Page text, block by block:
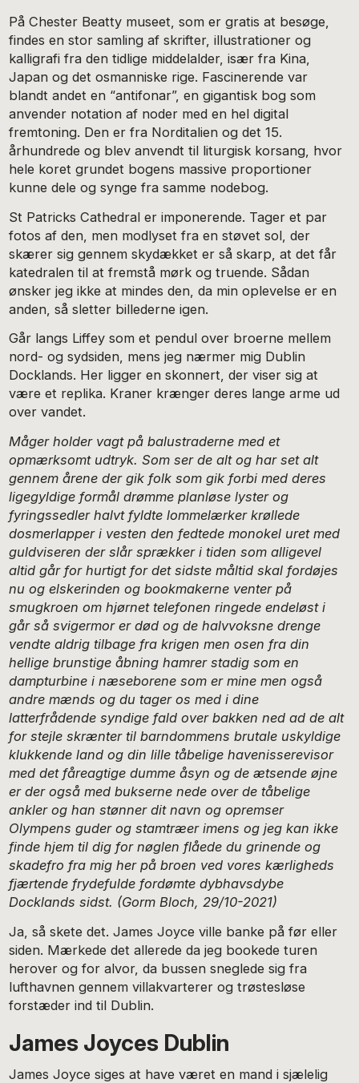
På Chester Beatty museet, som er gratis at besøge,
findes en stor samling af skrifter, illustrationer og
kalligrafi fra den tidlige middelalder, især fra Kina,
Japan og det osmanniske rige. Fascinerende var
blandt andet en “antifonar”, en gigantisk bog som
anvender notation af noder med en hel digital
fremtoning. Den er fra Norditalien og det 15.
århundrede og blev anvendt til liturgisk korsang, hvor
hele koret grundet bogens massive proportioner
kunne dele og synge fra samme nodebog.
St Patricks Cathedral er imponerende. Tager et par
fotos af den, men modlyset fra en støvet sol, der
skærer sig gennem skydækket er så skarp, at det får
katedralen til at fremstå mørk og truende. Sådan
ønsker jeg ikke at mindes den, da min oplevelse er en
anden, så sletter billederne igen.
Går langs Liffey som et pendul over broerne mellem
nord- og sydsiden, mens jeg nærmer mig Dublin
Docklands. Her ligger en skonnert, der viser sig at
være et replika. Kraner krænger deres lange arme ud
over vandet.
Måger holder vagt på balustraderne med et
opmærksomt udtryk. Som ser de alt og har set alt
gennem årene der gik folk som gik forbi med deres
ligegyldige formål drømme planløse lyster og
fyringssedler halvt fyldte lommelærker krøllede
dosmerlapper i vesten den fedtede monokel uret med
guldviseren der slår sprækker i tiden som alligevel
altid går for hurtigt for det sidste måltid skal fordøjes
nu og elskerinden og bookmakerne venter på
smugkroen om hjørnet telefonen ringede endeløst i
går så svigermor er død og de halvvoksne drenge
vendte aldrig tilbage fra krigen men osen fra din
hellige brunstige åbning hamrer stadig som en
dampturbine i næseborene som er mine men også
andre mænds og du tager os med i dine
latterfrådende syndige fald over bakken ned ad de alt
for stejle skrænter til barndommens brutale uskyldige
klukkende land og din lille tåbelige havenisserevisor
med det fåreagtige dumme åsyn og de ætsende øjne
er der også med bukserne nede over de tåbelige
ankler og han stønner dit navn og opremser
Olympens guder og stamtræer imens og jeg kan ikke
finde hjem til dig for nøglen flåede du grinende og
skadefro fra mig her på broen ved vores kærligheds
fjærtende frydefulde fordømte dybhavsdybe
Docklands sidst. (Gorm Bloch, 29/10-2021)
Ja, så skete det. James Joyce ville banke på før eller
siden. Mærkede det allerede da jeg bookede turen
herover og for alvor, da bussen sneglede sig fra
lufthavnen gennem villakvarterer og trøstesløse
forstæder ind til Dublin.
James Joyces Dublin
James Joyce siges at have været en mand i sjælelig